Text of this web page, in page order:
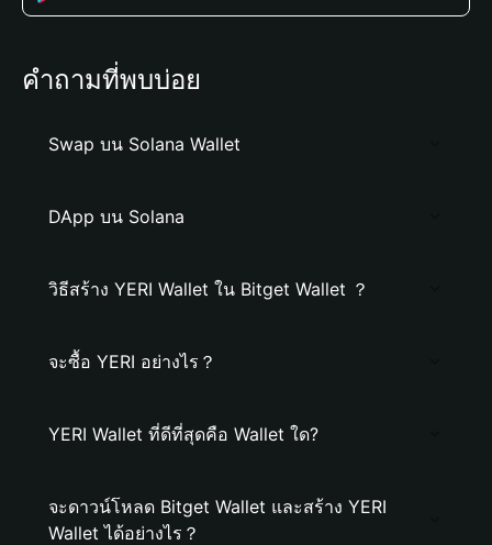
คำถามที่พบบ่อย
Swap บน Solana Wallet
DApp บน Solana
วิธีสร้าง YERI Wallet ใน Bitget Wallet ？
จะซื้อ YERI อย่างไร？
YERI Wallet ที่ดีที่สุดคือ Wallet ใด?
จะดาวน์โหลด Bitget Wallet และสร้าง YERI
Wallet ได้อย่างไร？